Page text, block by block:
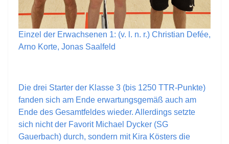
Einzel der Erwachsenen 1: (v. l. n. r.) Christian Defée,
Arno Korte, Jonas Saalfeld
Die drei Starter der Klasse 3 (bis 1250 TTR-Punkte)
fanden sich am Ende erwartungsgemäß auch am
Ende des Gesamtfeldes wieder. Allerdings setzte
sich nicht der Favorit Michael Dycker (SG
Gauerbach) durch, sondern mit Kira Kösters die